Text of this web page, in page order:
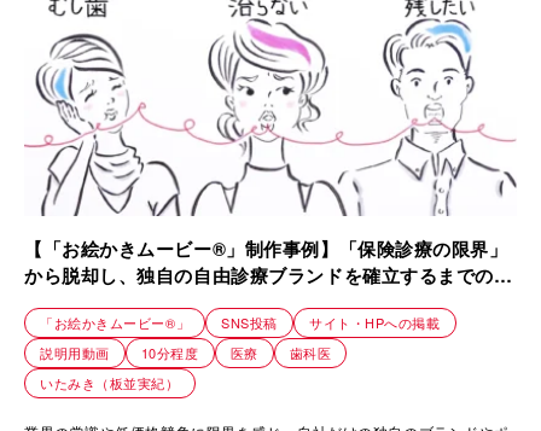
【「お絵かきムービー®」制作事例】「保険診療の限界」
から脱却し、独自の自由診療ブランドを確立するまでのス
トーリー｜リボンデンタルクリニック
「お絵かきムービー®」 SNS投稿
サイト・HPへの掲載
説明用動画
10分程度 医療
歯科医
いたみき（板並実紀）